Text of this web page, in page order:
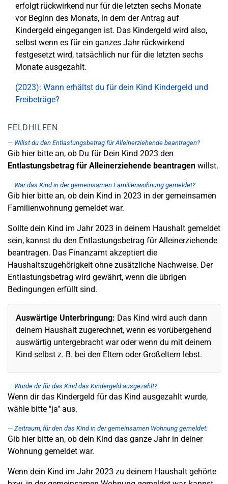
erfolgt rückwirkend nur für die letzten sechs Monate
vor Beginn des Monats, in dem der Antrag auf
Kindergeld eingegangen ist. Das Kindergeld wird also,
selbst wenn es für ein ganzes Jahr rückwirkend
festgesetzt wird, tatsächlich nur für die letzten sechs
Monate ausgezahlt.
(2023): Wann erhältst du für dein Kind Kindergeld und
Freibeträge?
FELDHILFEN
Willst du den Entlastungsbetrag für Alleinerziehende beantragen?
Gib hier bitte an, ob Du für Dein Kind 2023 den
Entlastungsbetrag für Alleinerziehende beantragen willst.
War das Kind in der gemeinsamen Familienwohnung gemeldet?
Gib hier bitte an, ob dein Kind in 2023 in der gemeinsamen
Familienwohnung gemeldet war.
Sollte dein Kind im Jahr 2023 in deinem Haushalt gemeldet
sein, kannst du den Entlastungsbetrag für Alleinerziehende
beantragen. Das Finanzamt akzeptiert die
Haushaltszugehörigkeit ohne zusätzliche Nachweise. Der
Entlastungsbetrag wird gewährt, wenn die übrigen
Bedingungen erfüllt sind.
Auswärtige Unterbringung: Das Kind wird auch dann
deinem Haushalt zugerechnet, wenn es vorübergehend
auswärtig untergebracht war oder wenn du mit deinem
Kind selbst z. B. bei den Eltern oder Großeltern lebst.
Wurde dir für das Kind das Kindergeld ausgezahlt?
Wenn dir das Kindergeld für das Kind ausgezahlt wurde,
wähle bitte "ja" aus.
Zeitraum, für den das Kind in der gemeinsamen Wohnung gemeldet:
Gib hier bitte an, ob dein Kind das ganze Jahr in deiner
Wohnung gemeldet war.
Wenn dein Kind im Jahr 2023 zu deinem Haushalt gehörte